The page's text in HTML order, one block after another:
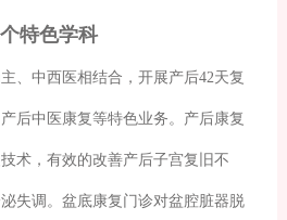
特色学科
中西医相结合，开展产后42天复
后中医康复等特色业务。产后康复
术，有效的改善产后子宫复旧不
失调。盆底康复门诊对盆腔脏器脱